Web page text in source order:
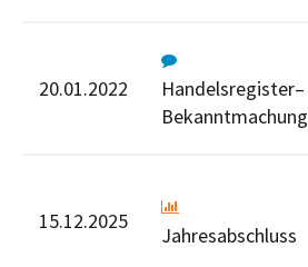
20.01.2022
Handelsregister–
Bekanntmachung
15.12.2025
Jahresabschluss